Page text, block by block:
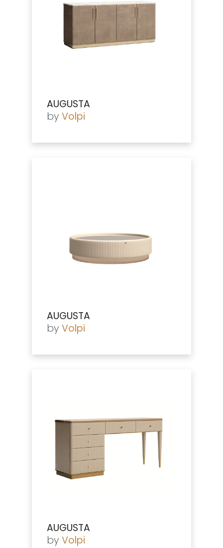
AUGUSTA
by Volpi
AUGUSTA
by Volpi
AUGUSTA
by Volpi